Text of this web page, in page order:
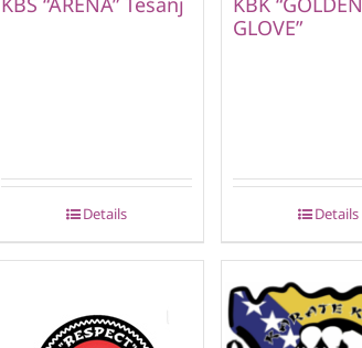
Details
GLOVE”
Details